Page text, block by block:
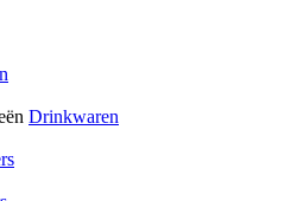
Drinkwaren